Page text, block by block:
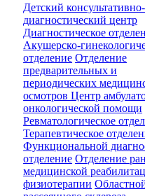
Детский консультативно-
диагностический центр
Диагностическое
Акушерско-
отделение Отделение
предварительных и
периодических
осмотровЦентр
онкологической помощи
Ревматологическое
Терапевтическое
Функциональной
отделение Отделение
медицинской
физиотерапии